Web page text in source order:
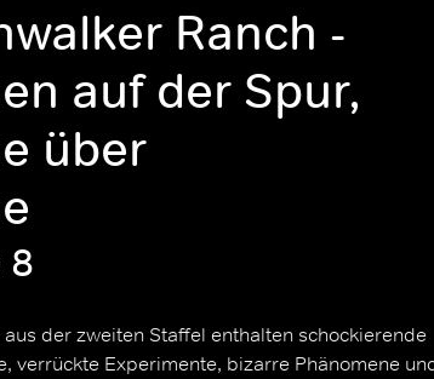
Ranch -
auf der Spur,
über
8
der zweiten Staffel enthalten schockierende
verrückte Experimente, bizarre Phänomene